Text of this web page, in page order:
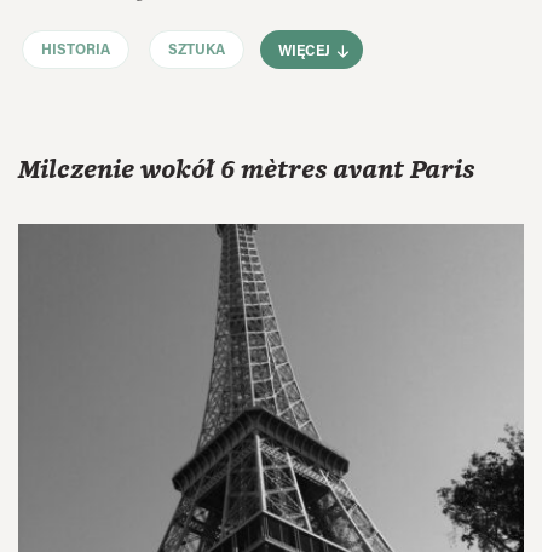
HISTORIA SZTUKA WIĘCEJ
Milczenie wokół 6 mètres avant Paris